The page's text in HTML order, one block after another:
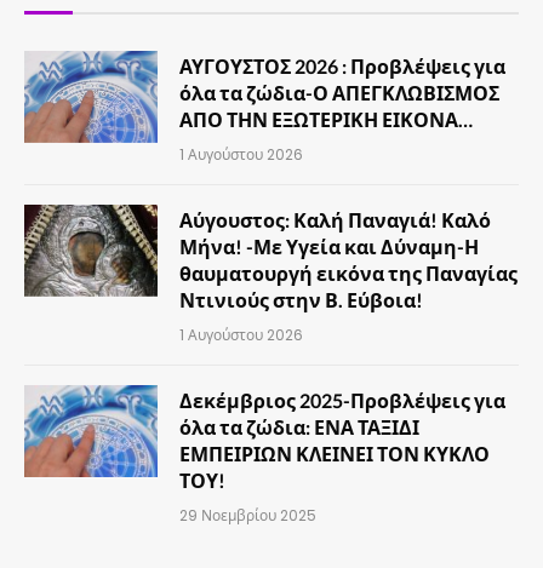
ΑΥΓΟΥΣΤΟΣ 2026 : Προβλέψεις για
όλα τα ζώδια-Ο ΑΠΕΓΚΛΩΒΙΣΜΟΣ
ΑΠΟ ΤΗΝ ΕΞΩΤΕΡΙΚΗ ΕΙΚΟΝΑ…
1 Αυγούστου 2026
Αύγουστος: Καλή Παναγιά! Καλό
Μήνα! -Με Υγεία και Δύναμη-Η
θαυματουργή εικόνα της Παναγίας
Ντινιούς στην Β. Εύβοια!
1 Αυγούστου 2026
Δεκέμβριος 2025-Προβλέψεις για
όλα τα ζώδια: ΕΝΑ ΤΑΞΙΔΙ
ΕΜΠΕΙΡΙΩΝ ΚΛΕΙΝΕΙ ΤΟΝ ΚΥΚΛΟ
ΤΟΥ!
29 Νοεμβρίου 2025